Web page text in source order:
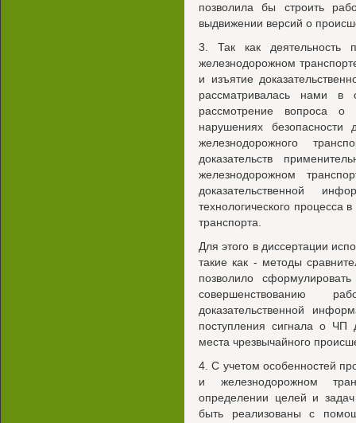
позволила бы строить
выдвижении версий о
3. Так как
железнодорожном
и изъятие
рассматривалась нами в
рассмотрение вопроса о
нарушениях безопасности
железнодорожного
доказательств
железнодорожном
доказательственной
технологического процесса
транспорта.
Для этого в диссертации
такие как - методы
позволило
совершенствованию
доказательственной
поступления сигнала о
места чрезвычайного
4. С учетом особенностей
и железнодорожном
определении целей и
быть реализованы с